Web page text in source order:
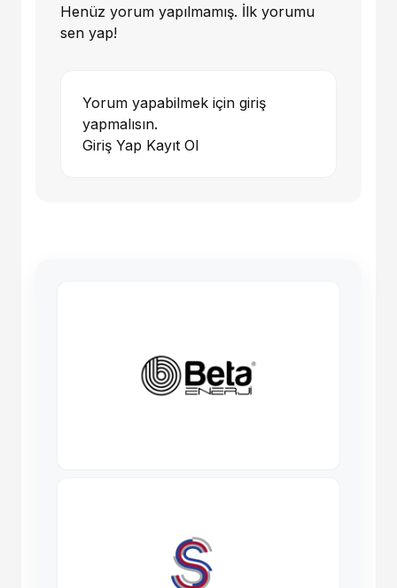
Henüz yorum yapılmamış. İlk yorumu
sen yap!
Yorum yapabilmek için giriş
yapmalısın.
Giriş Yap Kayıt Ol